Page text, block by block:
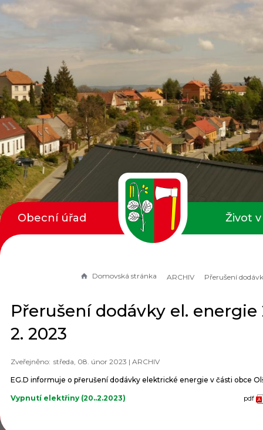
Domovská stránka ARCHIV
Přerušení dodávky el. energie
2. 2023
středa, 08. únor 2023 | ARCHIV
EG.D informuje o přerušení dodávky elektrické energie v části obce
Vypnutí elektřiny (20..2.2023) pdf
Obecní úřad Život